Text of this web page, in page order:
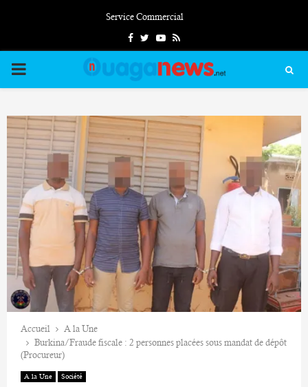
Service Commercial
FacebookTwitterYoutube
Rss
PRIMARY
Accueil
A la Une
Burkina/Fraude fiscale : 2 personnes placées sous mandat de dépôt
(Procureur)
A la Une Société